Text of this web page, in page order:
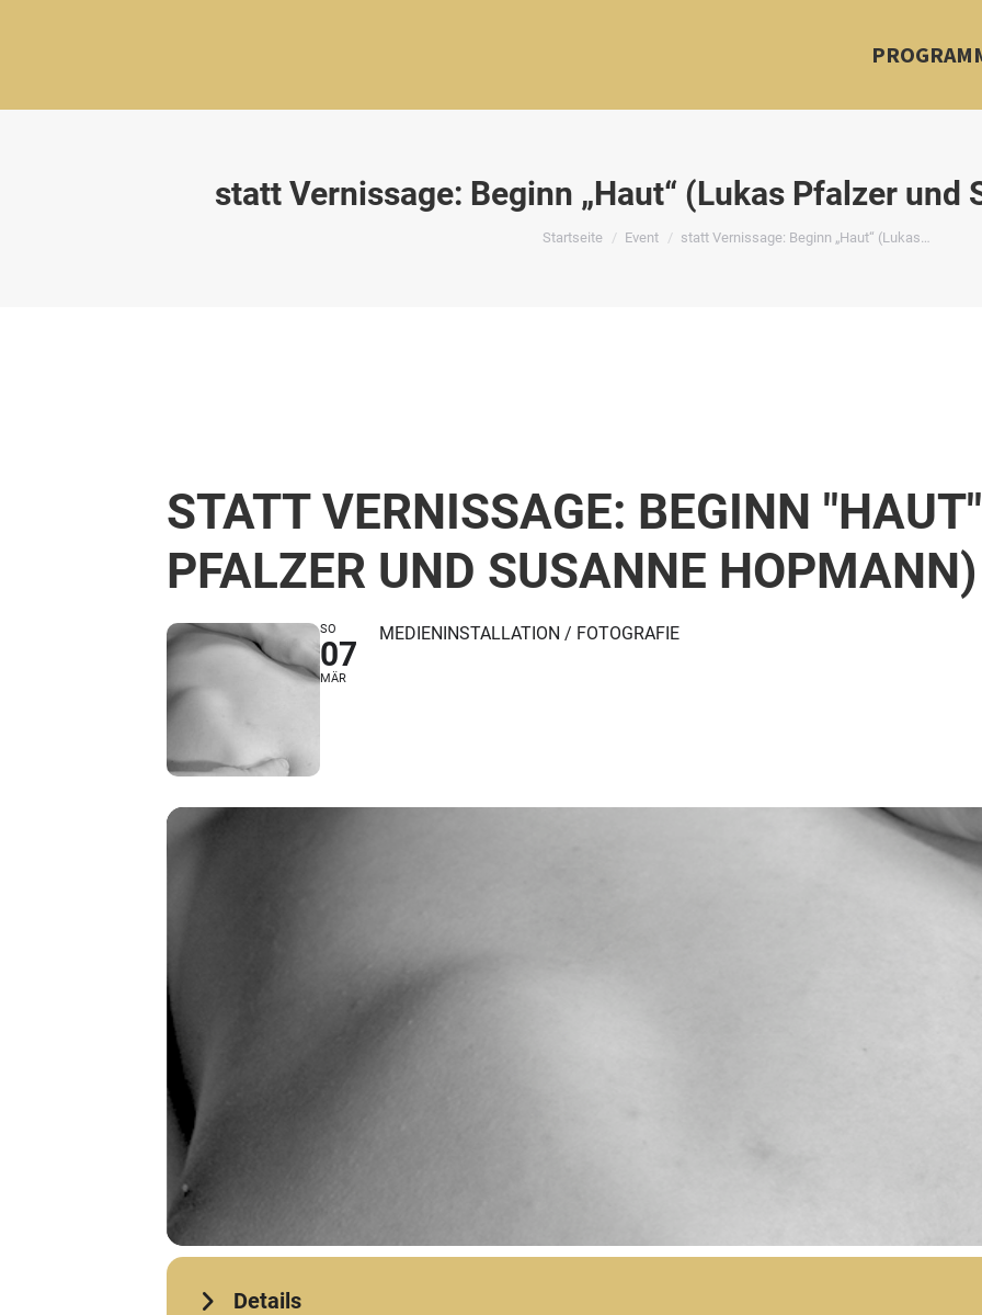
statt Vernissage: Beginn „Haut“ (Lukas Pfalzer und
Du bist hier:
Startseite Event statt Vernissage: Beginn „Haut“ (Lukas…
STATT VERNISSAGE: BEGINN
PFALZER UND SUSANNE HOPMANN)
SO
07
MÄR
MEDIENINSTALLATION / FOTOGRAFIE
Details